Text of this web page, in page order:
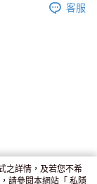
天內取。逾期後
客服
之詳情，及若您不希
請參閱本網站「 私隱